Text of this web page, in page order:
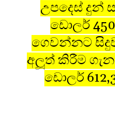
උපදෙස් දුන්
ඩොලර්
ගෙවන්නට
අලූත් කිරීම
ඩොලර්